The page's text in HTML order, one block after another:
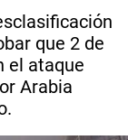
que 2 de
el ataque
Arabia